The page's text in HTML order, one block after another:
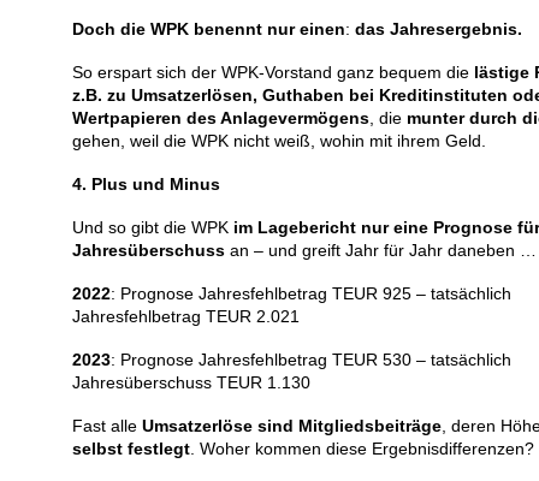
Doch die WPK benennt nur einen: das Jahresergebnis.
So erspart sich der WPK-Vorstand ganz bequem die lästige
z.B. zu Umsatzerlösen, Guthaben bei Kreditinstituten
Wertpapieren des Anlagevermögens , die munter durch
gehen, weil die WPK nicht weiß, wohin mit ihrem Geld.
4. Plus und Minus
Und so gibt die WPK im Lagebericht nur eine Prognose
Jahresüberschuss an – und greift Jahr für Jahr daneben
2022: Prognose Jahresfehlbetrag TEUR 925 – tatsächlich
Jahresfehlbetrag TEUR 2.021
2023: Prognose Jahresfehlbetrag TEUR 530 – tatsächlich
Jahresüberschuss TEUR 1.130
Fast alle Umsatzerlöse sind Mitgliedsbeiträge , deren
selbst festlegt . Woher kommen diese Ergebnisdifferenzen?